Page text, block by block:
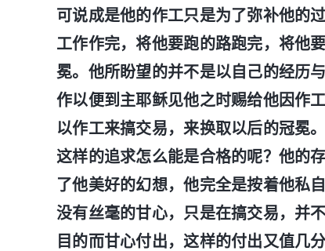
可说成是他的作工只是为了弥补他的
工作作完，将他要跑的路跑完，将他
冕。他所盼望的并不是以自己的经历
作以便到主耶稣见他之时赐给他因作
以作工来搞交易，来换取以后的冠冕
这样的追求怎么能是合格的呢？他的
了他美好的幻想，他完全是按着他私
没有丝毫的甘心，只是在搞交易，并
目的而甘心付出，这样的付出又值几